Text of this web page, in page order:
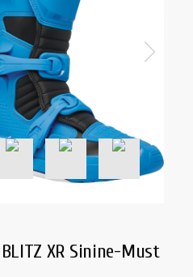
XR Sinine-Must